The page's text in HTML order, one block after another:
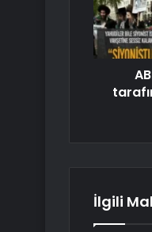
İlgili